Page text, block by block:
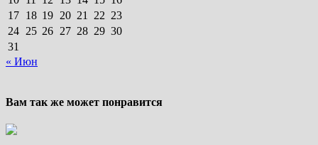
17 18 19 20 21 22 23
24 25 26 27 28 29 30
31
« Июн
Вам так же может понравится